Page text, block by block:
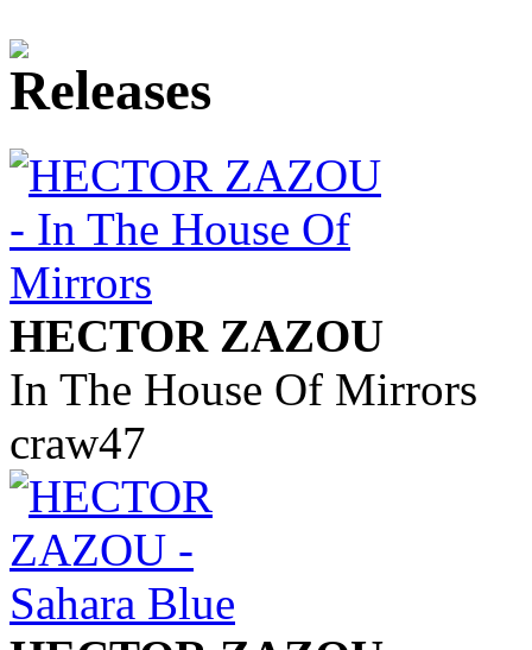
HECTOR ZAZOU
In The House Of Mirrors
craw47